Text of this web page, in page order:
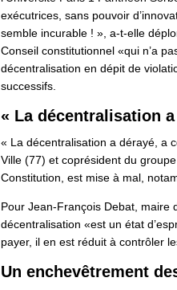
exécutrices, sans pouvoir
semble incurable ! », a-t-elle
Conseil constitutionnel «qui n’a
décentralisation en dépit de
successifs.
« La décentralisation
« La décentralisation a dérayé, a
Ville (77) et coprésident du
Constitution, est mise à mal,
Pour Jean-François Debat, maire
décentralisation «est un état
payer, il en est réduit à contrôler
Un enchevêtrement